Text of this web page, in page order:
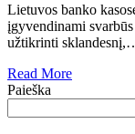
Lietuvos banko
įgyvendinami
užtikrinti
Read More
Paieška